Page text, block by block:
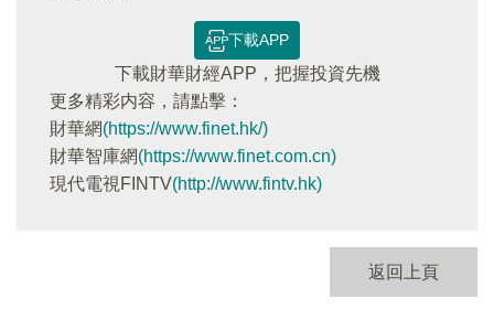
下載APP
下載財華財經APP，把握投資先機
更多精彩内容，請點擊：
財華網(https://www.finet.hk/)
財華智庫網(https://www.finet.com.cn)
現代電視FINTV(http://www.fintv.hk)
返回上頁